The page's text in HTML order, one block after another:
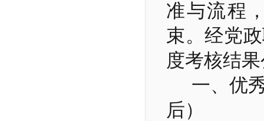
准与流程
束。经党
度考核结
一、优
后）